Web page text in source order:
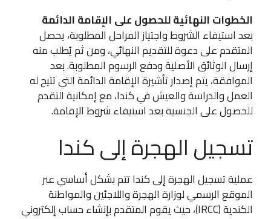
الخطوات النهائية للحصول على الإقامة الدائمة
بعد استيفاء الشروط واجتياز المراحل المطلوبة، يحصل
المتقدم على دعوة للتقديم النهائي، ومن ثم يُطلب منه
إرسال الوثائق الأصلية ودفع الرسوم المطلوبة. بعد
الموافقة، يتم إصدار تأشيرة الإقامة الدائمة التي تتيح له
العمل والدراسة والعيش في كندا، مع إمكانية التقدم
للحصول على الجنسية بعد استيفاء شروط الإقامة.
تسجيل الهجرة إلى كندا
عملية تسجيل الهجرة إلى كندا تتم بشكل أساسي عبر
الموقع الرسمي لوزارة الهجرة واللاجئين والمواطنة
الكندية (IRCC)، حيث يقوم المتقدم بإنشاء حساب إلكتروني